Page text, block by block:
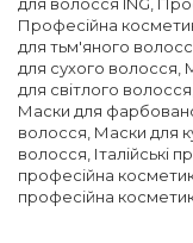
Професійна
для тьм'яного
для сухого волосся
для світлого волосся
Маски для
волосся Маски для
волосся Італійські
професійна
професійна